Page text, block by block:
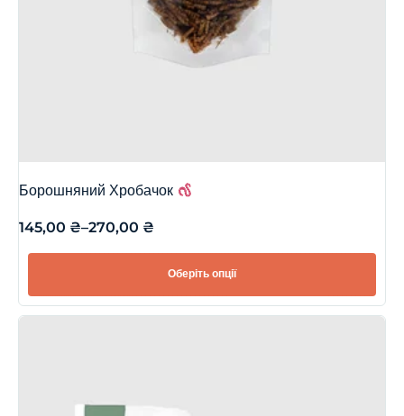
Борошняний Хробачок
145,00 ₴–270,00 ₴
Оберіть опції